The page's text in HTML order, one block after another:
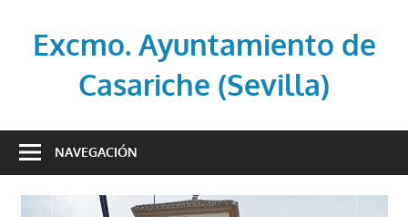
contenidoExcmo. Ayuntamiento de
Casariche (Sevilla)
oficial
Ayuntamiento
NAVEGACIÓN